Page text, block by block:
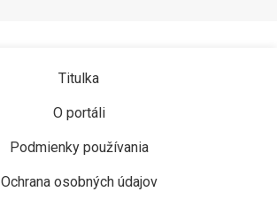
Titulka
O portáli
Podmienky používania
Ochrana osobných údajov